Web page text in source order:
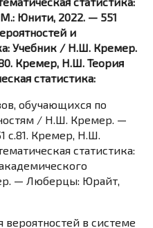
Юнити, 2022. — 551
и
Учебник / Н.Ш. Кремер.
Кремер, Н.Ш. Теория
статистика:
обучающихся по
/ Н.Ш. Кремер. —
c.81. Кремер, Н.Ш.
статистика:
— Люберцы: Юрайт,
вероятностей в системе